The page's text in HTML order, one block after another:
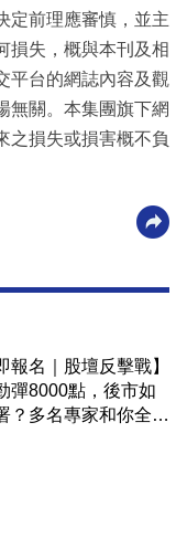
定前理應審慎，並主
損失，概與本刊及相
平台的網誌內容及觀
無關。本集團旗下網
之損失或損害概不負
報名｜股壇反擊戰】
彈8000點，後市如
？多名專家和你全面